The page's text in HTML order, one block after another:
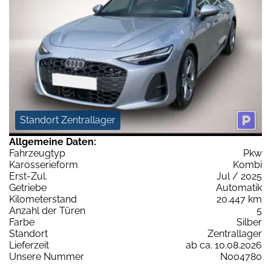
Standort Zentrallager
Allgemeine Daten:
Fahrzeugtyp
Pkw
Karosserieform
Kombi
Erst-Zul.
Jul / 2025
Getriebe
Automatik
Kilometerstand
20.447 km
Anzahl der Türen
5
Farbe
Silber
Standort
Zentrallager
Lieferzeit
ab ca. 10.08.2026
Unsere Nummer
N004780